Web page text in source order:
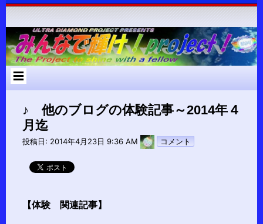
コ
ン
ツ
へ
ス
♪ 他のブログの体験記事～2014年４
月迄
投稿日: 2014年4月23日 9:36 AM pokari7
コメント
【体験 関連記事】